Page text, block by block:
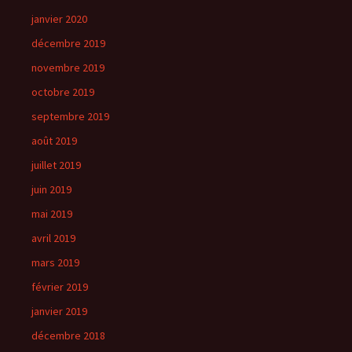
janvier 2020
décembre 2019
novembre 2019
octobre 2019
septembre 2019
août 2019
juillet 2019
juin 2019
mai 2019
avril 2019
mars 2019
février 2019
janvier 2019
décembre 2018